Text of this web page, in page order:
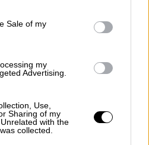
purposes in below Google
Sale of my
my
Advertising.
Use,
Sharing of my
with the
collected.
το 30% των
εργαζομένους